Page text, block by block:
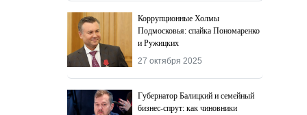
Коррупционные Холмы
Подмосковья: спайка Пономаренко
и Ружицких
27 октября 2025
Губернатор Балицкий и семейный
бизнес-спрут: как чиновники